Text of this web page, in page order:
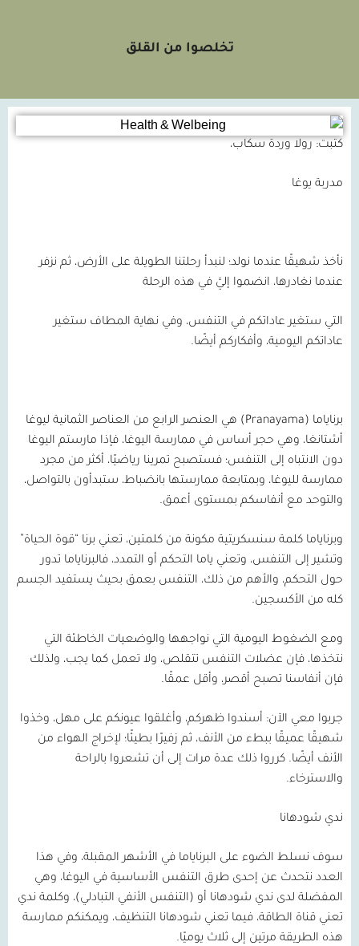
تخلصوا من القلق
كتبت: رولا وردة سكاب،
مدربة يوغا
نأخذ شهيقًا عندما نولد؛ لنبدأ رحلتنا الطويلة على الأرض، ثم نزفر
عندما نغادرها، انضموا إليَّ في هذه الرحلة
التي ستغير عاداتكم في التنفس، وفي نهاية المطاف ستغير
عاداتكم اليومية، وأفكاركم أيضًا.
برناياما (Pranayama) هي العنصر الرابع من العناصر الثمانية ليوغا
أشتانغا، وهي حجر أساس في ممارسة اليوغا، فإذا مارستم اليوغا
دون الانتباه إلى التنفس؛ فستصبح تمرينا رياضيًا، أكثر من مجرد
ممارسة لليوغا، وبمتابعة ممارستها بانضباط، ستبدأون بالتواصل،
والتوحد مع أنفاسكم بمستوى أعمق.
وبرناياما كلمة سنسكريتية مكونة من كلمتين، تعني برنا “قوة الحياة”
وتشير إلى التنفس، وتعني ياما التحكم أو التمدد، فالبرناياما تدور
حول التحكم، والأهم من ذلك، التنفس بعمق بحيث يستفيد الجسم
كله من الأكسجين.
ومع الضغوط اليومية التي نواجهها والوضعيات الخاطئة التي
نتخذها، فإن عضلات التنفس تتقلص، ولا تعمل كما يجب، ولذلك
فإن أنفاسنا تصبح أقصر، وأقل عمقًا.
جربوا معي الآن: أسندوا ظهركم، وأغلقوا عيونكم على مهل، وخذوا
شهيقًا عميقًا ببطء من الأنف، ثم زفيرًا بطيئًا؛ لإخراج الهواء من
الأنف أيضًا. كرروا ذلك عدة مرات إلى أن تشعروا بالراحة
والاسترخاء.
ندي شودهانا
سوف نسلط الضوء على البرناياما في الأشهر المقبلة، وفي هذا
العدد نتحدث عن إحدى طرق التنفس الأساسية في اليوغا، وهي
المفضلة لدى ندي شودهانا أو (التنفس الأنفي التبادلي)، وكلمة ندي
تعني قناة الطاقة، فيما تعني شودهانا التنظيف، ويمكنكم ممارسة
هذه الطريقة مرتين إلى ثلاث يوميًا.